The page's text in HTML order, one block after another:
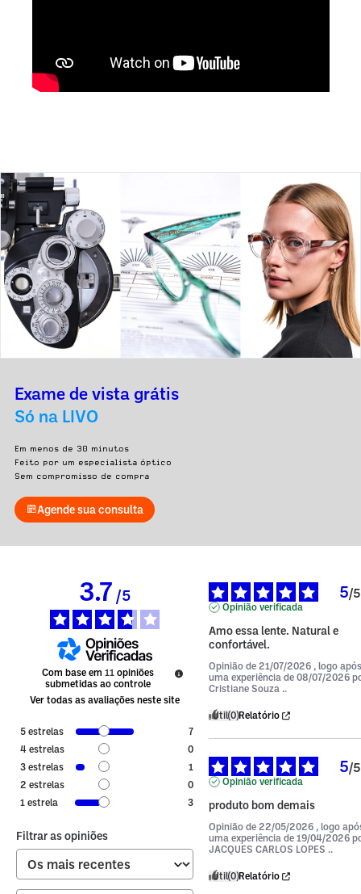
Exame de vista grátis
Só na LIVO
Em menos de 30 minutos
Feito por um especialista óptico
Sem compromisso de compra
Agende sua consulta
3.7/5
Com base em 11 opiniões
submetidas ao controle
Ver todas as avaliações neste site
5 estrelas
7
4 estrelas
0
3 estrelas
1
2 estrelas
0
1 estrela 3
Filtrar as opiniões
5/5
Opinião verificada
Amo essa lente. Natural e
confortável.
Opinião de 21/07/2026 , logo após
uma experiência de 08/07/2026
Cristiane Souza ..
Útil(0)Relatório
5/5
Opinião verificada
produto bom demais
Opinião de 22/05/2026 , logo
uma experiência de 19/04/2026
JACQUES CARLOS LOPES ..
Útil(0)Relatório